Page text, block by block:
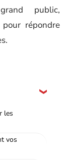
public,
répondre
les
vos